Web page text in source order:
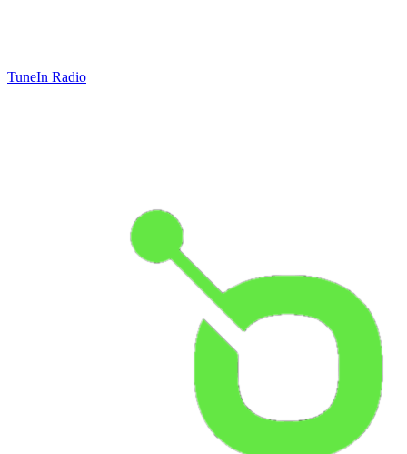
TuneIn Radio